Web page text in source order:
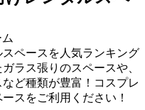
ペースを人気ランキング
ラス張りのスペースや、
ど種類が豊富！コスプレ
スをご利用ください！